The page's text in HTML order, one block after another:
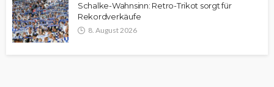
Schalke-Wahnsinn: Retro-Trikot sorgt für
Rekordverkäufe
8. August 2026